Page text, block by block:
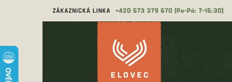
ZÁKAZNICKÁ LINKA 573 379 670